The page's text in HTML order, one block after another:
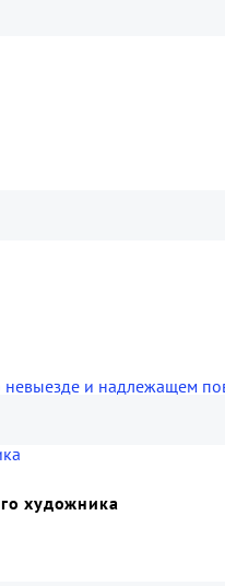
невыезде и надлежащем
художника